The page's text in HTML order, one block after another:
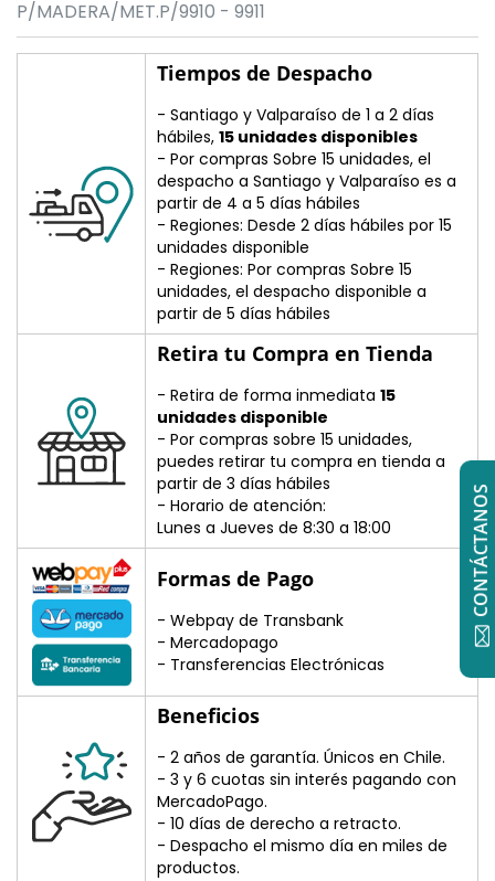
P/MADERA/MET.P/9910 - 9911
Tiempos de Despacho
- Santiago y Valparaíso de 1 a 2 días
hábiles, 15 unidades disponibles
- Por compras Sobre 15 unidades, el
despacho a Santiago y Valparaíso es a
partir de 4 a 5 días hábiles
- Regiones: Desde 2 días hábiles por 15
unidades disponible
- Regiones: Por compras Sobre 15
unidades, el despacho disponible a
partir de 5 días hábiles
Retira tu Compra en Tienda
- Retira de forma inmediata 15
unidades disponible
- Por compras sobre 15 unidades,
puedes retirar tu compra en tienda a
partir de 3 días hábiles
- Horario de atención:
Lunes a Jueves de 8:30 a 18:00
Formas de Pago
- Webpay de Transbank
- Mercadopago
- Transferencias Electrónicas
Beneficios
- 2 años de garantía. Únicos en Chile.
- 3 y 6 cuotas sin interés pagando con
MercadoPago.
- 10 días de derecho a retracto.
- Despacho el mismo día en miles de
productos.
CONTÁCTANOS